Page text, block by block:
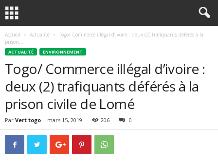
Accueil Actualité
Togo/ Commerce illégal d’ivoire : deux (2) trafiquants déférés à la
prison...
ACTUALITÉ ENVIRONNEMENT
Togo/ Commerce illégal d’ivoire :
deux (2) trafiquants déférés à la
prison civile de Lomé
Par Vert togo - mars 15, 2019 206 0